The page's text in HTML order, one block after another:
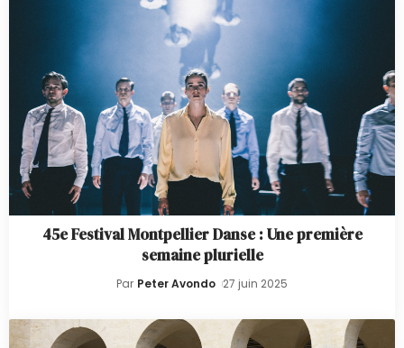
45e Festival Montpellier Danse : Une première
semaine plurielle
Par Peter Avondo 27 juin 2025